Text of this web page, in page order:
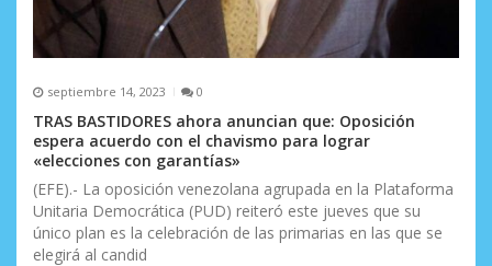
septiembre 14, 2023 0
TRAS BASTIDORES ahora anuncian que: Oposición
espera acuerdo con el chavismo para lograr
«elecciones con garantías»
(EFE).- La oposición venezolana agrupada en la Plataforma
Unitaria Democrática (PUD) reiteró este jueves que su
único plan es la celebración de las primarias en las que se
elegirá al candid